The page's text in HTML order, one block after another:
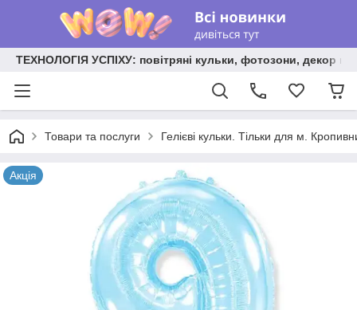
ТЕХНОЛОГІЯ УСПІХУ: повітряні кульки, фотозони, декор на
Товари та послуги Гелієві кульки. Тільки для м.
Акція